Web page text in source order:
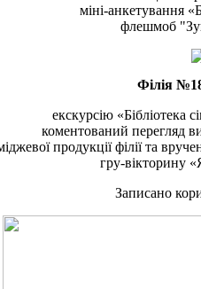
міні-анкетування
флешмоб
Філія
екскурсію «Бібліотека
коментований перегляд
продукції філії та
гру-вікторину
Записано